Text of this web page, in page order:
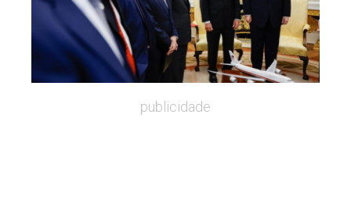
publicidade